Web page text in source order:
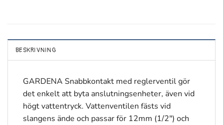
BESKRIVNING
GARDENA Snabbkontakt med reglerventil gör
det enkelt att byta anslutningsenheter, även vid
högt vattentryck. Vattenventilen fästs vid
slangens ände och passar för 12mm (1/2″) och